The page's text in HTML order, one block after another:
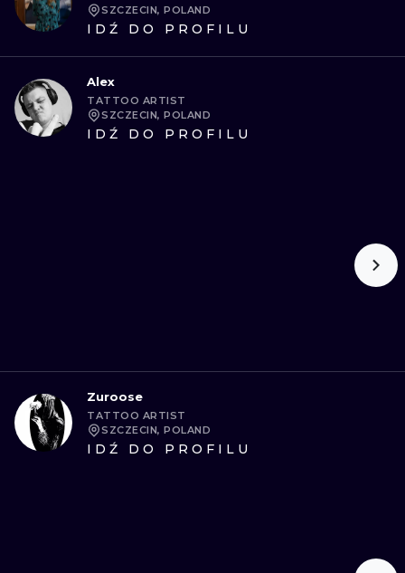
SZCZECIN, POLAND
IDŹ DO PROFILU
Alex
TATTOO ARTIST
SZCZECIN, POLAND
IDŹ DO PROFILU
Zuroose
TATTOO ARTIST
SZCZECIN, POLAND
IDŹ DO PROFILU